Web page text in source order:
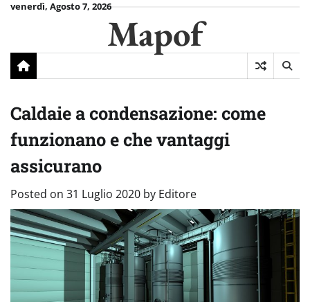
Skipvenerdì, Agosto 7, 2026
Mapof
Caldaie a condensazione: come
funzionano e che vantaggi
assicurano
Posted on 31 Luglio 2020 by Editore